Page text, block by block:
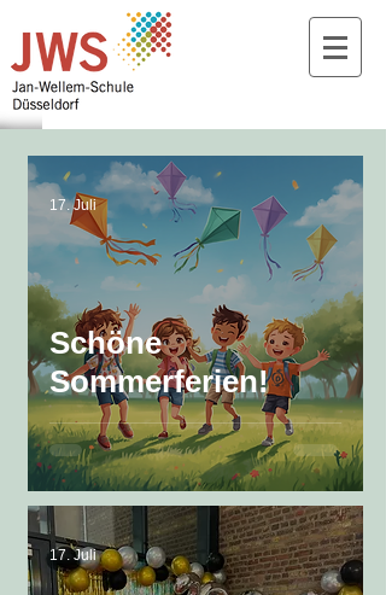
Schöne
Sommerferien!
17. Juli
17. Juli